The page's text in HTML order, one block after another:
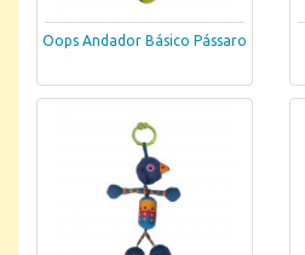
Oops Andador Básico Pássaro